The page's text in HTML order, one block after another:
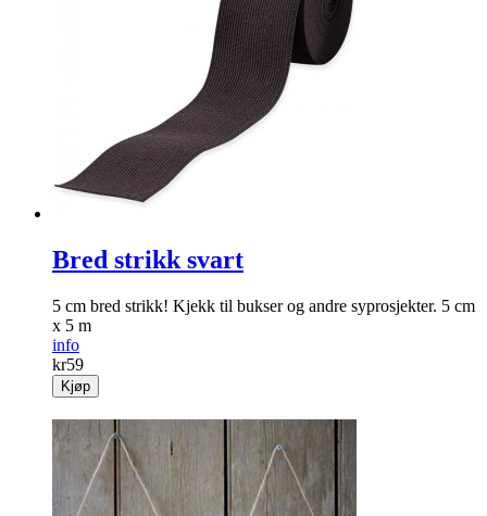
Bred strikk svart
5 cm bred strikk! Kjekk til bukser og andre syprosjekter. 5 cm
x 5 m
info
kr59
Kjøp